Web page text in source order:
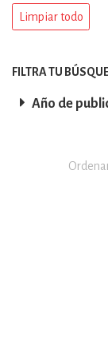
Limpiar todo
FILTRA TU
Año de